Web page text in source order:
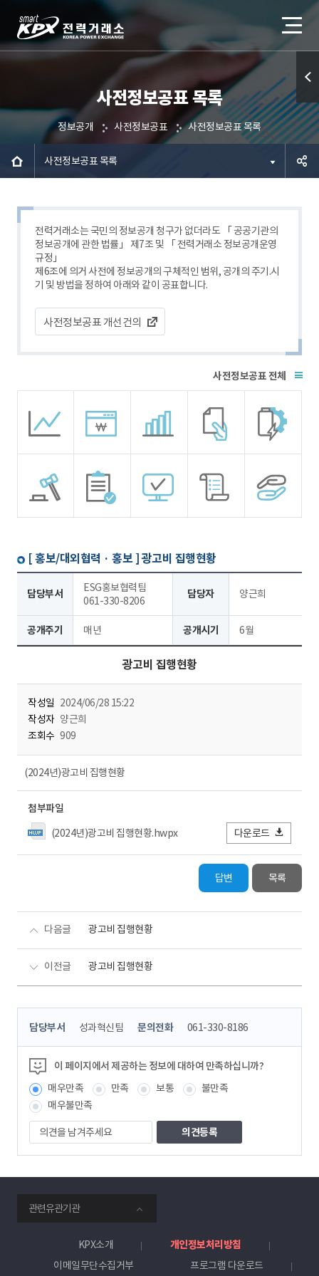
사전정보공표 목록
정보공개 사전정보공표 사전정보공표 목록
사전정보공표 목록
전력거래소는 국민의 정보공개 청구가 없더라도 「 공공기관의
정보공개에 관한 법률」 제7조 및 「 전력거래소 정보공개운영
규정」
제6조에 의거 사전에 정보공개의 구체적인 범위, 공개의 주기.시
기 및 방법을 정하여 아래와 같이 공표합니다.
사전정보공표 개선건의
전체
[ 홍보/대외협력 · 홍보 ]광고비 집행현황
담당부서
ESG홍보협력팀
061-330-8206
담당자 양근희
공개주기 매년 공개시기 6월
광고비 집행현황
작성일 2024/06/28 15:22
작성자 양근희
조회수 909
(2024년)광고비 집행현황
첨부파일
(2024년)광고비 집행현황.hwpx
다운로드
답변 목록
다음글 광고비 집행현황
이전글 광고비 집행현황
콘
츠
정
보
책
임
자
담당부서 성과혁신팀 문의전화 061-330-8186
이 페이지에서 제공하는 정보에 대하여 만족하십니까?
매우만족
만족 보통
불만족
매우불만족
의
견
을
겨
주
세
요
관련유관기관
KPX소개
개인정보처리방침
이메일무단수집거부
프로그램 다운로드
퀵메
뉴 열
기